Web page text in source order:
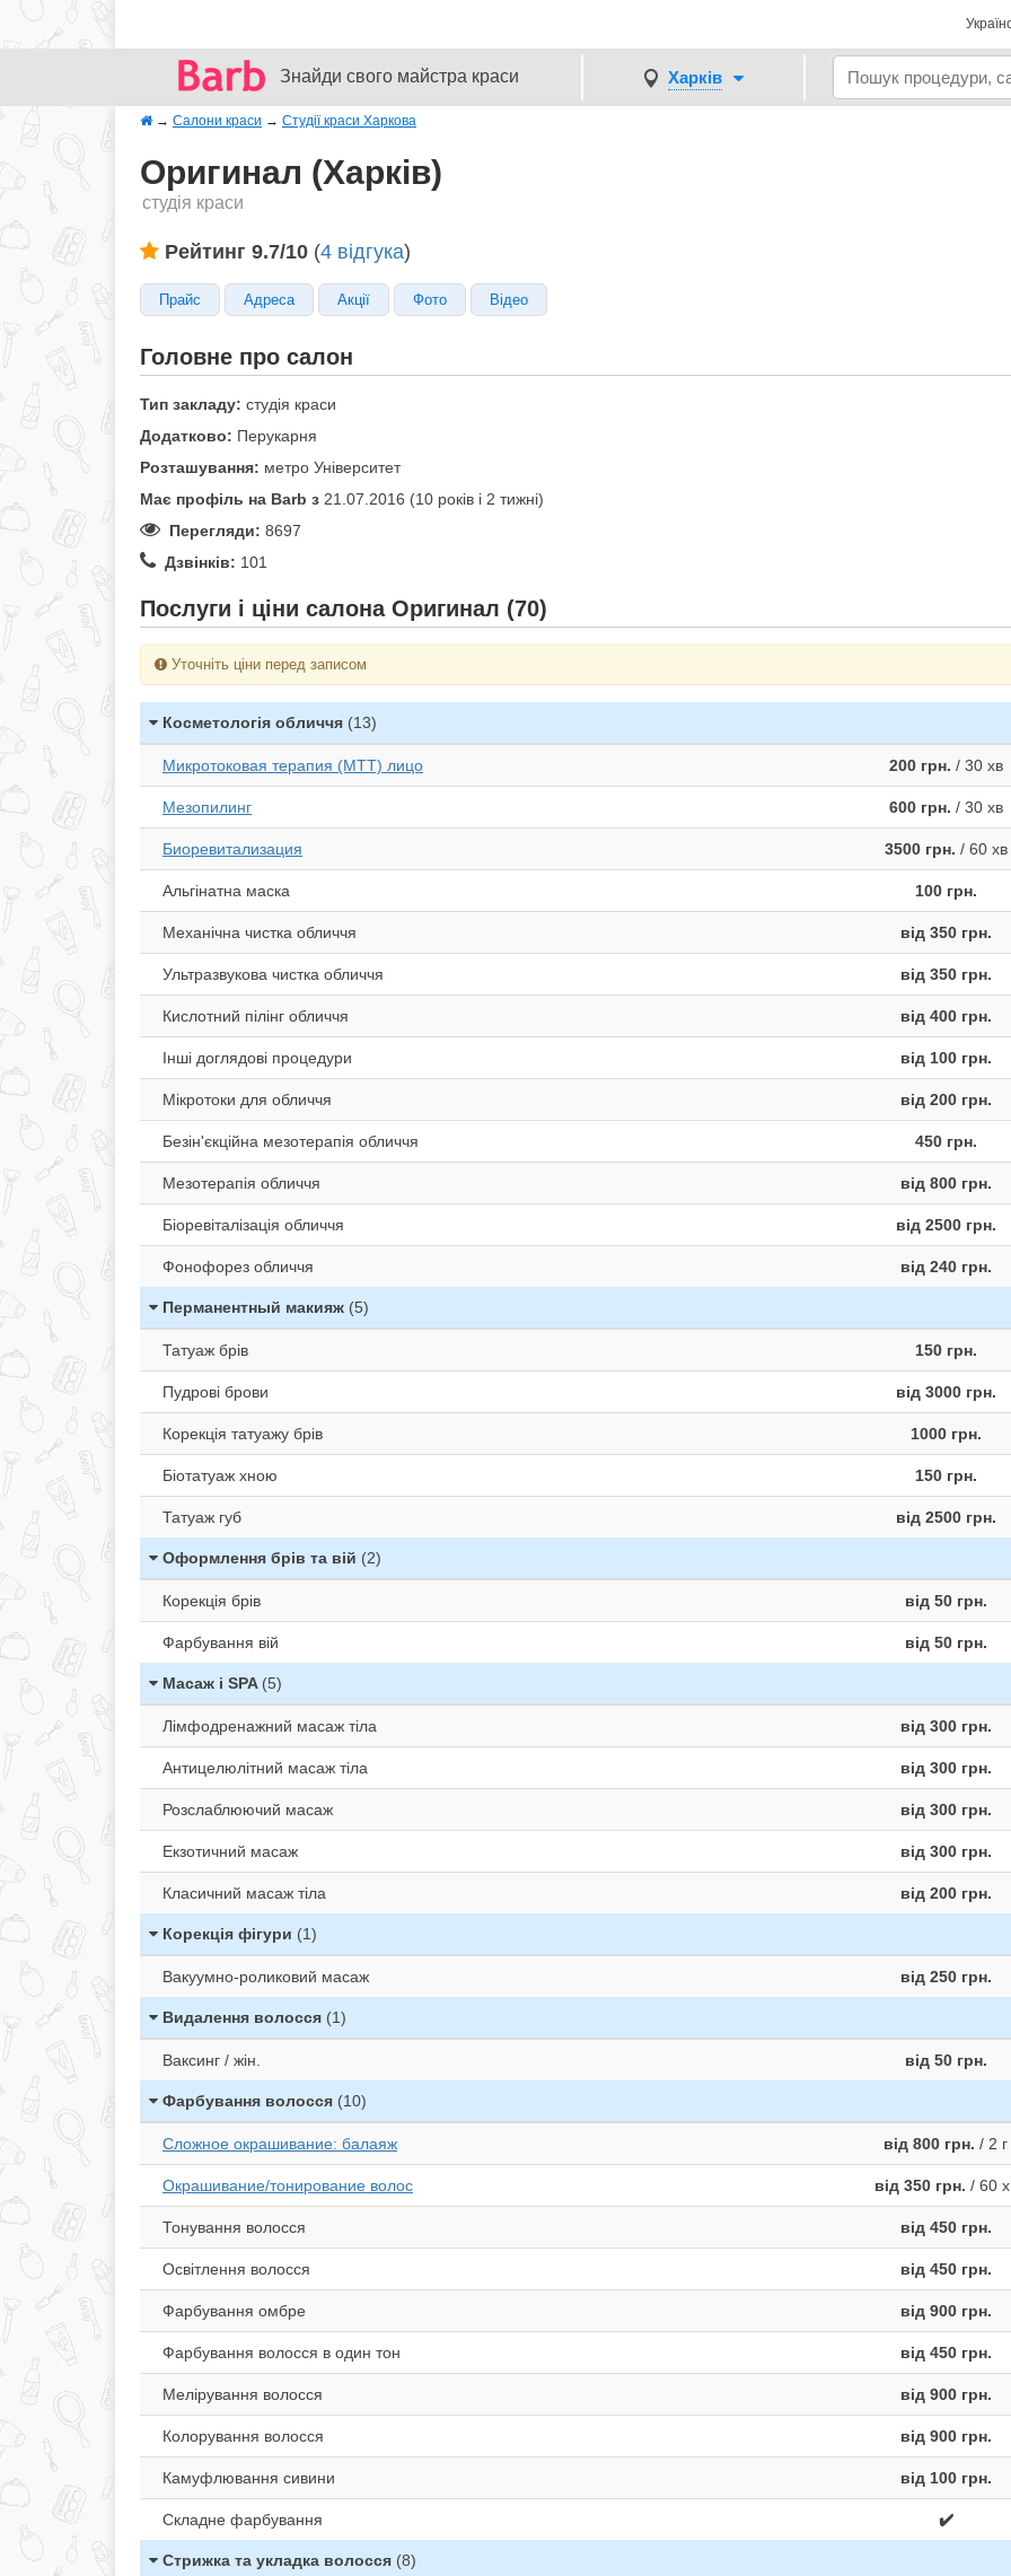
Знайди свого майстра краси Харків
→ Салони краси → Студії краси Харкова
Оригинал (Харків)
студія краси
Рейтинг 9.7/10 (4 відгука)
Прайс Адреса Акції Фото Відео
Головне про салон
Тип закладу: студія краси
Додатково: Перукарня
Розташування: метро Університет
Має профіль на Barb з 21.07.2016 (10 років i 2 тижні)
Перегляди: 8697
Дзвінків: 101
Послуги і ціни салона Оригинал (70)
Уточніть ціни перед записом
Косметологія обличчя (13)
Микротоковая терапия (МТТ) лицо 200 грн. / 30 хв
Мезопилинг 600 грн. / 30 хв
Биоревитализация 3500 грн. / 60 хв
Альгінатна маска 100 грн.
Механічна чистка обличчя від 350 грн.
Ультразвукова чистка обличчя від 350 грн.
Кислотний пілінг обличчя від 400 грн.
Інші доглядові процедури від 100 грн.
Мікротоки для обличчя від 200 грн.
Безін'єкційна мезотерапія обличчя 450 грн.
Мезотерапія обличчя від 800 грн.
Біоревіталізація обличчя від 2500 грн.
Фонофорез обличчя від 240 грн.
Перманентный макияж (5)
Татуаж брів 150 грн.
Пудрові брови від 3000 грн.
Корекція татуажу брів 1000 грн.
Біотатуаж хною 150 грн.
Татуаж губ від 2500 грн.
Оформлення брів та вій (2)
Корекція брів від 50 грн.
Фарбування вій від 50 грн.
Масаж і SPA (5)
Лімфодренажний масаж тіла від 300 грн.
Антицелюлітний масаж тіла від 300 грн.
Розслаблюючий масаж від 300 грн.
Екзотичний масаж від 300 грн.
Класичний масаж тіла від 200 грн.
Корекція фігури (1)
Вакуумно-роликовий масаж від 250 грн.
Видалення волосся (1)
Ваксинг / жін. від 50 грн.
Фарбування волосся (10)
Сложное окрашивание: балаяж від 800 грн. / 2 г
Окрашивание/тонирование волос від 350 грн. / 60
Тонування волосся від 450 грн.
Освітлення волосся від 450 грн.
Фарбування омбре від 900 грн.
Фарбування волосся в один тон від 450 грн.
Мелірування волосся від 900 грн.
Колорування волосся від 900 грн.
Камуфлювання сивини від 100 грн.
Складне фарбування ✔️
Стрижка та укладка волосся (8)